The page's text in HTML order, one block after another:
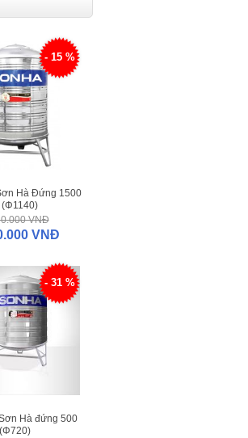
- 15 %
Hà Đứng 1500
(Φ1140)
VNĐ
VNĐ
- 31 %
Hà đứng 500
(Φ720)